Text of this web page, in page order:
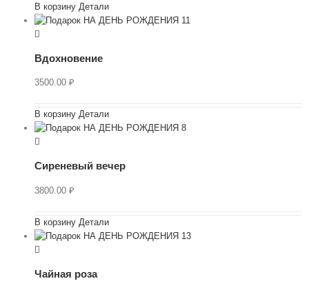
В корзину Детали
Вдохновение
3500.00 ₽
В корзину Детали
Сиреневый вечер
3800.00 ₽
В корзину Детали
Чайная роза